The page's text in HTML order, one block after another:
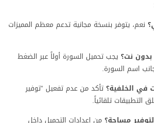
نعم، يتوفر بنسخة مجانية تدعم معظم المميزات
نت؟ يجب تحميل السورة أولاً عبر الضغط
اسم السورة.
في الخلفية؟ تأكد من عدم تفعيل “توفير
التطبيقات تلقائياً.
مساحة؟ من إعدادات التحميل داخل